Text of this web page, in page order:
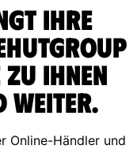
Ihre
Ihnen
weiter.
Online-Händler und